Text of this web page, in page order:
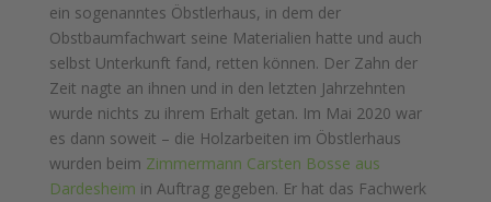
ein sogenanntes Öbstlerhaus, in dem der
Obstbaumfachwart seine Materialien hatte und auch
selbst Unterkunft fand, retten können. Der Zahn der
Zeit nagte an ihnen und in den letzten Jahrzehnten
wurde nichts zu ihrem Erhalt getan. Im Mai 2020 war
es dann soweit – die Holzarbeiten im Öbstlerhaus
wurden beim Zimmermann Carsten Bosse aus
Dardesheim in Auftrag gegeben. Er hat das Fachwerk